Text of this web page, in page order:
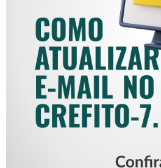
COMO
MAIL NO